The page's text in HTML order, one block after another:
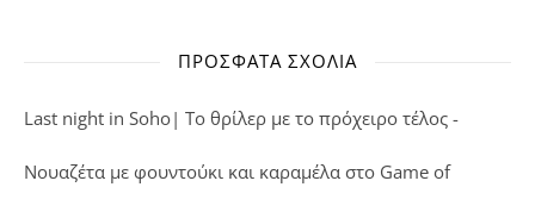
ΠΡΌΣΦΑΤΑ ΣΧΌΛΙΑ
Last night in Soho| Το θρίλερ με το πρόχειρο τέλος -
Νουαζέτα με φουντούκι και καραμέλα στο Game of